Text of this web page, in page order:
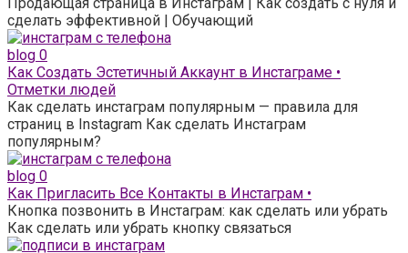
сделать эффективной | Обучающий
blog 0
Как Создать Эстетичный Аккаунт в Инстаграме •
Отметки людей
Как сделать инстаграм популярным — правила для
страниц в Instagram Как сделать Инстаграм
популярным?
blog 0
Как Пригласить Все Контакты в Инстаграм •
Кнопка позвонить в Инстаграм: как сделать или убрать
Как сделать или убрать кнопку связаться